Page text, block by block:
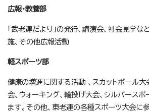
広報・教養部
「武老連だより」の発行、講演会、社会見学
施、その他広報活動
軽スポーツ部
健康の増進に関する活動 、スカットボール大
会、ウォーキング、輪投げ大会、シルバース
ます。その他、東老連の各種スポーツ大会に参